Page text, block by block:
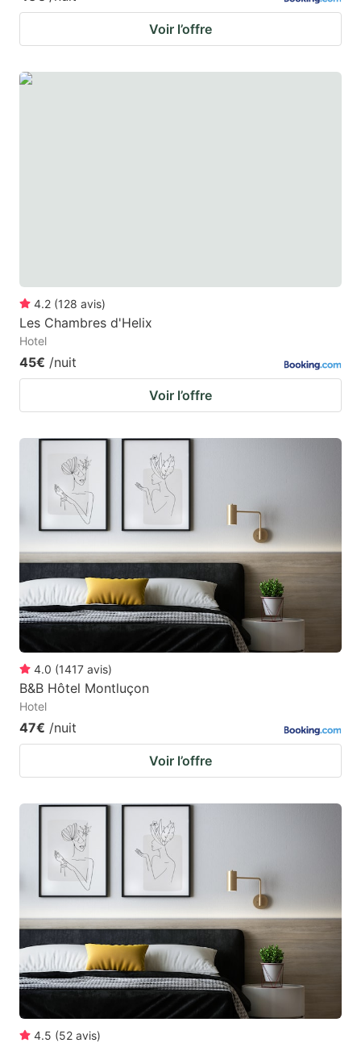
Voir l’offre
4.2 (128 avis)
Les Chambres d'Helix
Hotel
45€ /nuit
Voir l’offre
4.0 (1417 avis)
B&B Hôtel Montluçon
Hotel
47€ /nuit
Voir l’offre
4.5 (52 avis)